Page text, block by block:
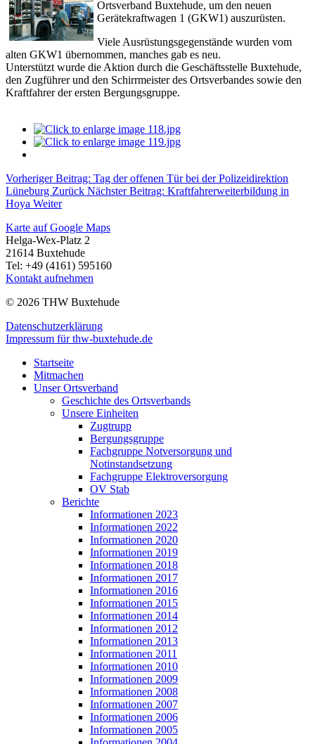
Ortsverband Buxtehude, um den neuen
Gerätekraftwagen 1 (GKW1) auszurüsten.
Viele Ausrüstungsgegenstände wurden vom
alten GKW1 übernommen, manches gab es neu.
Unterstützt wurde die Aktion durch die Geschäftsstelle Buxtehude,
den Zugführer und den Schirrmeister des Ortsverbandes sowie den
Kraftfahrer der ersten Bergungsgruppe.
Vorheriger Beitrag: Tag der offenen Tür bei der Polizeidirektion
Lüneburg Zurück Nächster Beitrag: Kraftfahrerweiterbildung in
Hoya Weiter
Karte auf Google Maps
Helga-Wex-Platz 2
21614 Buxtehude
Tel: +49 (4161) 595160
Kontakt aufnehmen
© 2026 THW Buxtehude
Datenschutzerklärung
Impressum für thw-buxtehude.de
Startseite
Mitmachen
Unser Ortsverband
Geschichte des Ortsverbands
Unsere Einheiten
Zugtrupp
Bergungsgruppe
Fachgruppe Notversorgung und
Notinstandsetzung
Fachgruppe Elektroversorgung
OV Stab
Berichte
Informationen 2023
Informationen 2022
Informationen 2020
Informationen 2019
Informationen 2018
Informationen 2017
Informationen 2016
Informationen 2015
Informationen 2014
Informationen 2012
Informationen 2013
Informationen 2011
Informationen 2010
Informationen 2009
Informationen 2008
Informationen 2007
Informationen 2006
Informationen 2005